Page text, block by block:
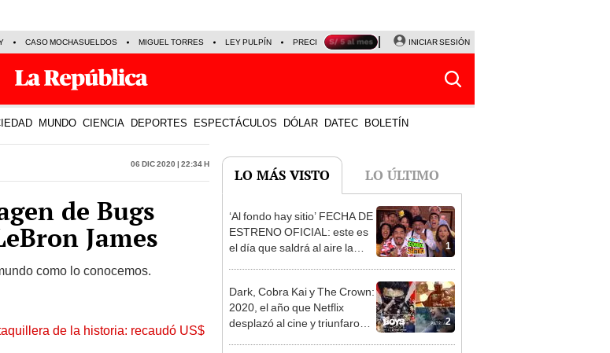
CASO MOCHASUELDOS MIGUEL TORRES LEY PULPÍN PRECIO DEL DÓLAR CORTE DE LUZ VIERNES 7 DE AGOSTO
INICIAR SESIÓN
MUNDO CIENCIA DEPORTES ESPECTÁCULOS DÓLAR DATEC BOLETÍN
06 Dic 2020 | 22:34 h
de Bugs
James
como lo conocemos.
de la historia: recaudó US$
LO MÁS VISTO LO ÚLTIMO
1
‘Al fondo hay sitio’ FECHA DE
ESTRENO OFICIAL: este es
el día que saldrá al aire la
2
Dark, Cobra Kai y The Crown:
2020, el año que Netflix
desplazó al cine y triunfaron